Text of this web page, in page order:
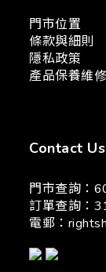
門市位置
條款與細則
隱私政策
產品保養維修
Contact Us
門市查詢：
訂單查詢：
電郵：